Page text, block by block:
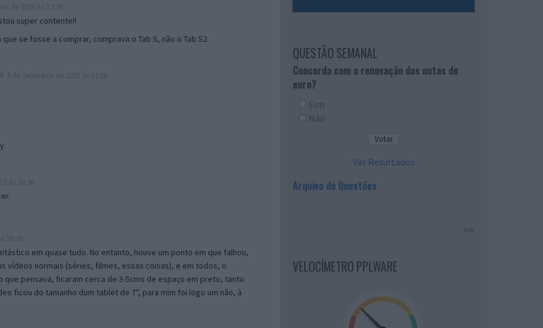
super contente!!
se fosse a comprar, comprava o Tab S, não o Tab S2.
em quase tudo. No entanto, houve um ponto em que falhou,
vídeos normais (séries, filmes, essas coisas), e em todos, o
pensava, ficaram cerca de 3-5cms de espaço em preto, tanto
ficou do tamanho dum tablet de 7”, para mim foi logo um não, à
QUESTÃO SEMANAL
Concorda com a renovação das notas de
euro?
Sim
Não
Ver Resultados
Arquivo de Questões
PUB
VELOCÍMETRO PPLWARE